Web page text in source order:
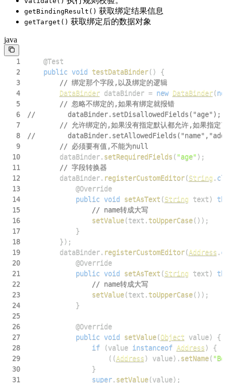
getBindingResult() 获取绑定结果信息
getTarget() 获取绑定后的数据对象
java
1
@Test
2
public void testDataBinder( )
{
3
// 绑定那个字段,以及绑定的逻辑
4
DataBinder dataBinder = new DataBinder(
5
// 忽略不绑定的,如果有绑定就报错
6
//        dataBinder.setDisallowedFields("age");
7
// 允许绑定的,如果没有指定默认都允许,如果指定
8
//
9
// 必须要有值,不能为null
10
        dataBinder
. setRequiredFields ( "age") ;
11
// 字段转换器
12
        dataBinder
. registerCustomEditor(String .
13
@Override
14
public void setAsText (String text)
15
// name转成大写
16
setValue(text . toUpperCase( ) ) ;
17
}
18
}) ;
19
        dataBinder
. registerCustomEditor(Address .
20
@Override
21
public void setAsText (String text)
22
// name转成大写
23
setValue(text . toUpperCase( ) ) ;
24
}
25
26
@Override
27
public void setValue(Object value)
{
28
if (value instanceof Address)
{
29
( (Address) value) . setName(
30
}
31
super. setValue(value) ;